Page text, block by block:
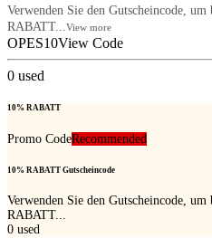
Verwenden Sie den Gutscheincode,
RABATT...View more
OPES10View Code
0 used
10% RABATT
Promo CodeRecommended
10% RABATT Gutscheincode
Verwenden Sie den Gutscheincode,
RABATT...
0 used